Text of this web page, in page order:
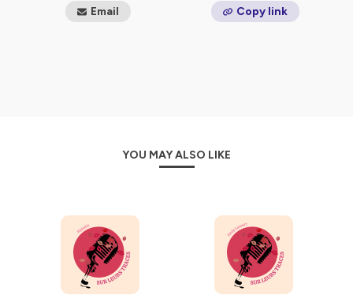
Email Copy link
YOU MAY ALSO LIKE